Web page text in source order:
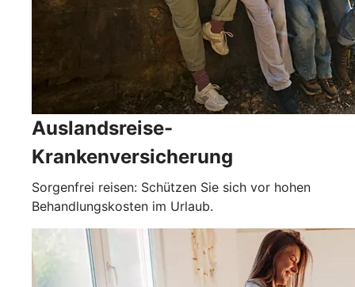
Auslandsreise-
Krankenversicherung
Sorgenfrei reisen: Schützen Sie sich vor hohen
Behandlungskosten im Urlaub.